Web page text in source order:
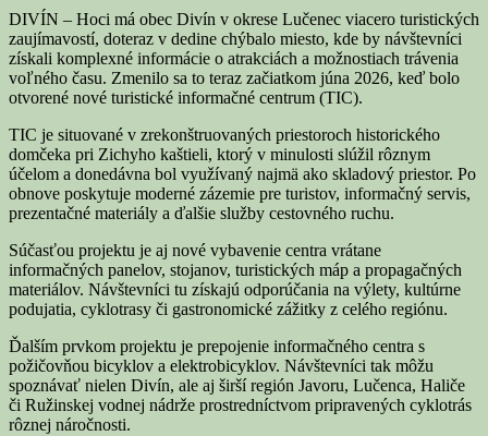
DIVÍN – Hoci má obec Divín v okrese Lučenec viacero turistických
zaujímavostí, doteraz v dedine chýbalo miesto, kde by návštevníci
získali komplexné informácie o atrakciách a možnostiach trávenia
voľného času. Zmenilo sa to teraz začiatkom júna 2026, keď bolo
otvorené nové turistické informačné centrum (TIC).
TIC je situované v zrekonštruovaných priestoroch historického
domčeka pri Zichyho kaštieli, ktorý v minulosti slúžil rôznym
účelom a donedávna bol využívaný najmä ako skladový priestor. Po
obnove poskytuje moderné zázemie pre turistov, informačný servis,
prezentačné materiály a ďalšie služby cestovného ruchu.
Súčasťou projektu je aj nové vybavenie centra vrátane
informačných panelov, stojanov, turistických máp a propagačných
materiálov. Návštevníci tu získajú odporúčania na výlety, kultúrne
podujatia, cyklotrasy či gastronomické zážitky z celého regiónu.
Ďalším prvkom projektu je prepojenie informačného centra s
požičovňou bicyklov a elektrobicyklov. Návštevníci tak môžu
spoznávať nielen Divín, ale aj širší región Javoru, Lučenca, Haliče
či Ružinskej vodnej nádrže prostredníctvom pripravených cyklotrás
rôznej náročnosti.